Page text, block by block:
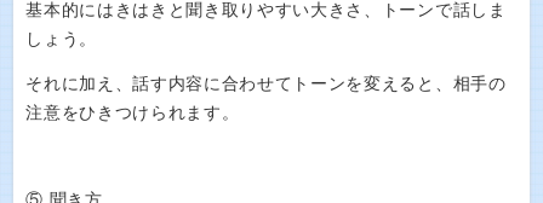
基本的にはきはきと聞き取りやすい大きさ、トーンで話しま
しょう。
それに加え、話す内容に合わせてトーンを変えると、相手の
注意をひきつけられます。
⑤ 聞き方